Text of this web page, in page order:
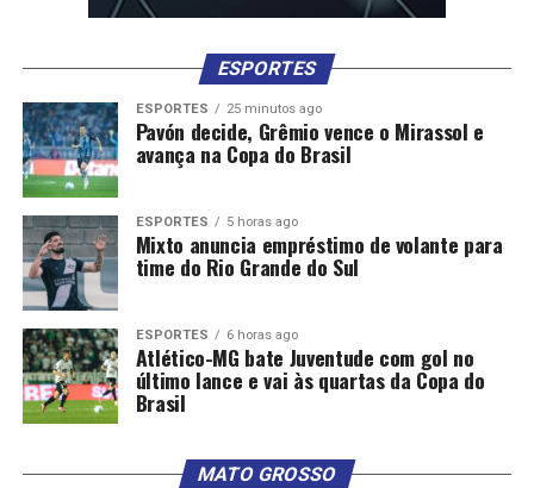
ESPORTES
ESPORTES 25 minutos ago
Pavón decide, Grêmio vence o Mirassol e
avança na Copa do Brasil
ESPORTES 5 horas ago
Mixto anuncia empréstimo de volante para
time do Rio Grande do Sul
ESPORTES 6 horas ago
Atlético-MG bate Juventude com gol no
último lance e vai às quartas da Copa do
Brasil
MATO GROSSO